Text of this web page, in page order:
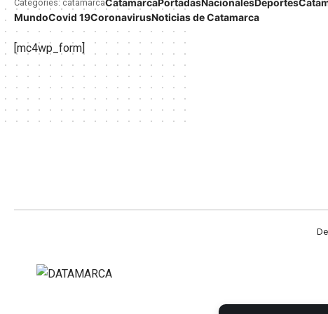
Categories: catamarcaCatamarcaPortadasNacionalesDeportes
MundoCovid 19CoronavirusNoticias de Catamarca
[mc4wp_form]